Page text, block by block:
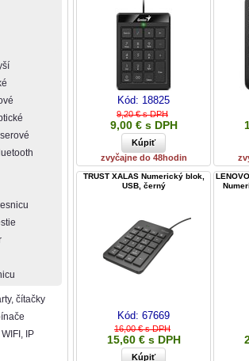
čítačky
IP
Kód: 18825
9,20 € s DPH
9,00 € s DPH
zvyčajne do 48hodin
TRUST XALAS Numerický blok,
USB, černý
Kód: 67669
16,00 € s DPH
15,60 € s DPH